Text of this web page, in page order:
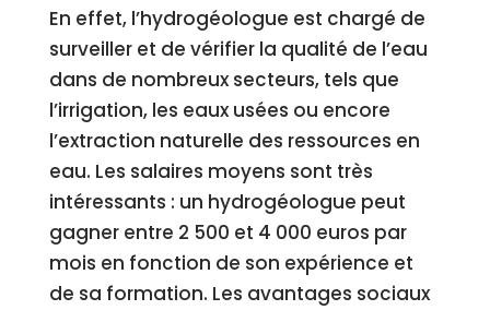
En effet, l’hydrogéologue est chargé de
surveiller et de vérifier la qualité de l’eau
dans de nombreux secteurs, tels que
l’irrigation, les eaux usées ou encore
l’extraction naturelle des ressources en
eau. Les salaires moyens sont très
intéressants : un hydrogéologue peut
gagner entre 2 500 et 4 000 euros par
mois en fonction de son expérience et
de sa formation. Les avantages sociaux